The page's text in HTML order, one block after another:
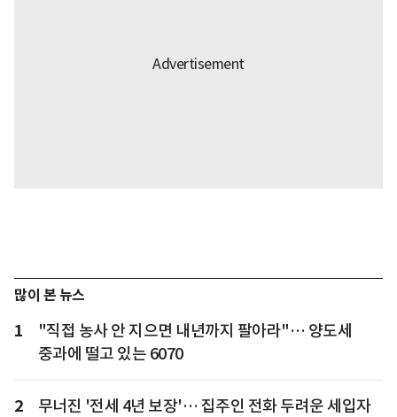
많이 본 뉴스
1
"직접 농사 안 지으면 내년까지 팔아라"… 양도세
중과에 떨고 있는 6070
2 무너진 '전세 4년 보장'… 집주인 전화 두려운 세입자